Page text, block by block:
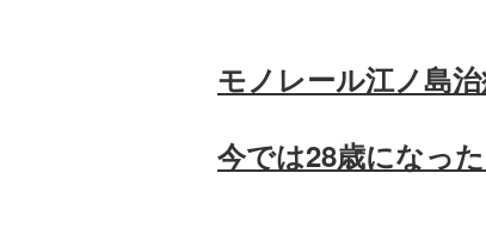
モノレール江ノ島
今では28歳になっ